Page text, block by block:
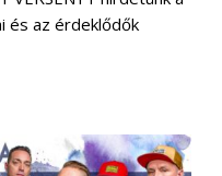
és az érdeklődők